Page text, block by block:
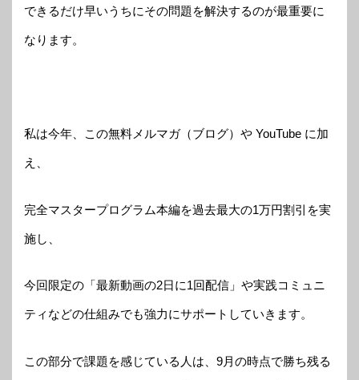
できるだけ早いうちにその問題を解決するのが最重要に
なります。
私は今年、この無料メルマガ（ブログ）や YouTube に加
え、
完全マスタープログラム本編を過去最大の1万円割引を実
施し、
今回限定の「最新動画の2日に1回配信」や実践コミュニ
ティなどの仕組みでも強力にサポートしていきます。
この部分で課題を感じている人は、9月の時点で勝ち残る